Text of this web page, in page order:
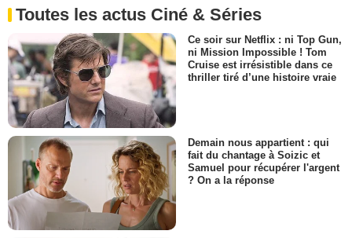
Toutes les actus Ciné & Séries
Ce soir sur Netflix : ni Top Gun,
ni Mission Impossible ! Tom
Cruise est irrésistible dans ce
thriller tiré d’une histoire vraie
Demain nous appartient : qui
fait du chantage à Soizic et
Samuel pour récupérer l'argent
? On a la réponse